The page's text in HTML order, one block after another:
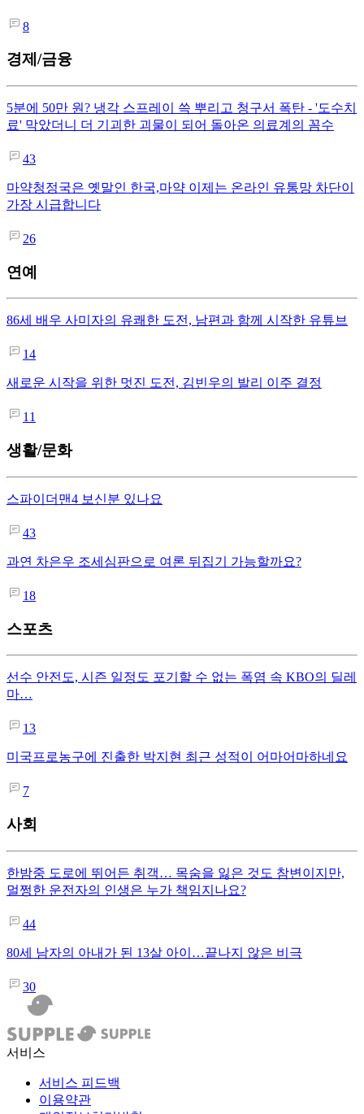
8
경제/금융
5분에 50만 원? 냉각 스프레이 쓱 뿌리고 청구서 폭탄 - '도수치
료' 막았더니 더 기괴한 괴물이 되어 돌아온 의료계의 꼼수
43
마약청정국은 옛말인 한국,마약 이제는 온라인 유통망 차단이
가장 시급합니다
26
연예
86세 배우 사미자의 유쾌한 도전, 남편과 함께 시작한 유튜브
14
새로운 시작을 위한 멋진 도전, 김빈우의 발리 이주 결정
11
생활/문화
스파이더맨4 보신분 있나요
43
과연 차은우 조세심판으로 여론 뒤집기 가능할까요?
18
스포츠
선수 안전도, 시즌 일정도 포기할 수 없는 폭염 속 KBO의 딜레
마…
13
미국프로농구에 진출한 박지현 최근 성적이 어마어마하네요
7
사회
한밤중 도로에 뛰어든 취객… 목숨을 잃은 것도 참변이지만,
멀쩡한 운전자의 인생은 누가 책임지나요?
44
80세 남자의 아내가 된 13살 아이…끝나지 않은 비극
30
서비스
서비스 피드백
이용약관